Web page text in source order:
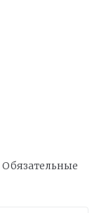
Обязательные